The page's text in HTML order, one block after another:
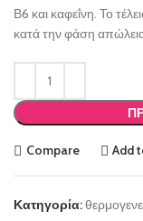
Β6 και καφεΐνη. Το
κατά την φάση
Compare Add
Κατηγορία: